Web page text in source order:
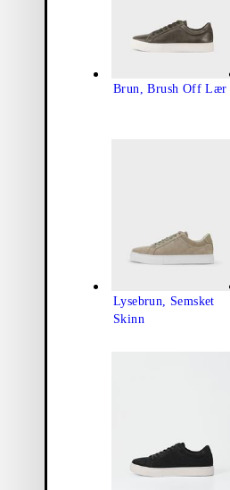
Brun, Brush Off Lær
Lysebrun, Semsket
Skinn